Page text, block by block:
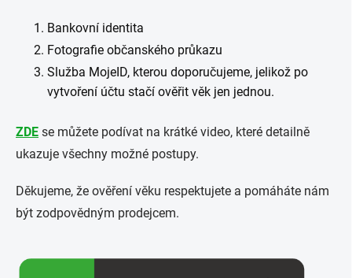
Bankovní identita
Fotografie občanského průkazu
Služba MojeID, kterou doporučujeme, jelikož po
vytvoření účtu stačí ověřit věk jen jednou.
ZDE se můžete podívat na krátké video, které detailně
ukazuje všechny možné postupy.
Děkujeme, že ověření věku respektujete a pomáháte nám
být zodpovědným prodejcem.